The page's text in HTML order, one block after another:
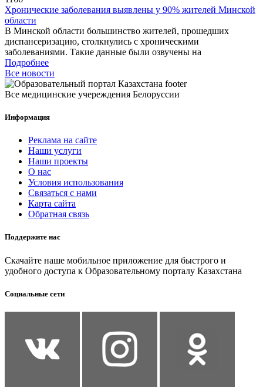
Хронические заболевания выявлены у 90% жителей Минской
области
В Минской области большинство жителей, прошедших
диспансеризацию, столкнулись с хроническими
заболеваниями. Такие данные были озвучены на
Подробнее
Все новости
Все медицинские учереждения Белоруссии
Информация
Реклама на сайте
Наши услуги
Наши проекты
О нас
Условия использования
Связаться с нами
Карта сайта
Обратная связь
Поддержите нас
Скачайте наше мобильное приложение для быстрого и
удобного доступа к Образовательному порталу Казахстана
Социальные сети